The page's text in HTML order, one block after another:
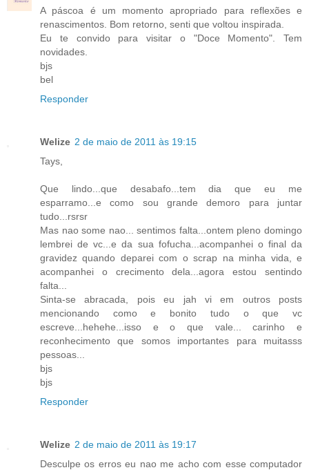
A páscoa é um momento apropriado para reflexões e
renascimentos. Bom retorno, senti que voltou inspirada.
Eu te convido para visitar o "Doce Momento". Tem
novidades.
bjs
bel
Responder
Welize 2 de maio de 2011 às 19:15
Tays,
Que lindo...que desabafo...tem dia que eu me
esparramo...e como sou grande demoro para juntar
tudo...rsrsr
Mas nao some nao... sentimos falta...ontem pleno domingo
lembrei de vc...e da sua fofucha...acompanhei o final da
gravidez quando deparei com o scrap na minha vida, e
acompanhei o crecimento dela...agora estou sentindo
falta...
Sinta-se abracada, pois eu jah vi em outros posts
mencionando como e bonito tudo o que vc
escreve...hehehe...isso e o que vale... carinho e
reconhecimento que somos importantes para muitasss
pessoas...
bjs
bjs
Responder
Welize 2 de maio de 2011 às 19:17
Desculpe os erros eu nao me acho com esse computador